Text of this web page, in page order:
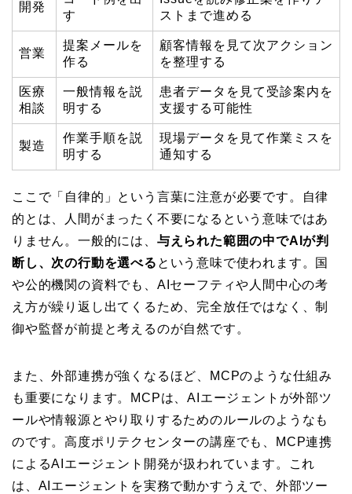
開発
す
ストまで進める
営業
提案メールを
作る
顧客情報を見て次アクション
を整理する
医療
相談
一般情報を説
明する
患者データを見て受診案内を
支援する可能性
製造
作業手順を説
明する
現場データを見て作業ミスを
通知する
ここで「自律的」という言葉に注意が必要です。自律
的とは、人間がまったく不要になるという意味ではあ
りません。一般的には、 与えられた範囲の中でAIが判
断し、次の行動を選べる という意味で使われます。国
や公的機関の資料でも、AIセーフティや人間中心の考
え方が繰り返し出てくるため、完全放任ではなく、制
御や監督が前提と考えるのが自然です。
また、外部連携が強くなるほど、MCPのような仕組み
も重要になります。MCPは、AIエージェントが外部ツ
ールや情報源とやり取りするためのルールのようなも
のです。高度ポリテクセンターの講座でも、MCP連携
によるAIエージェント開発が扱われています。これ
は、AIエージェントを実務で動かすうえで、外部ツー